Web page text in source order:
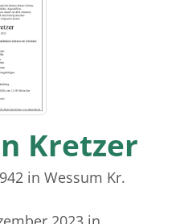
Kretzer
in Wessum Kr.